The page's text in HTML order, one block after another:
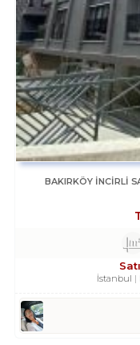
BAKIRKÖY İNCİRLİ
İstanbul